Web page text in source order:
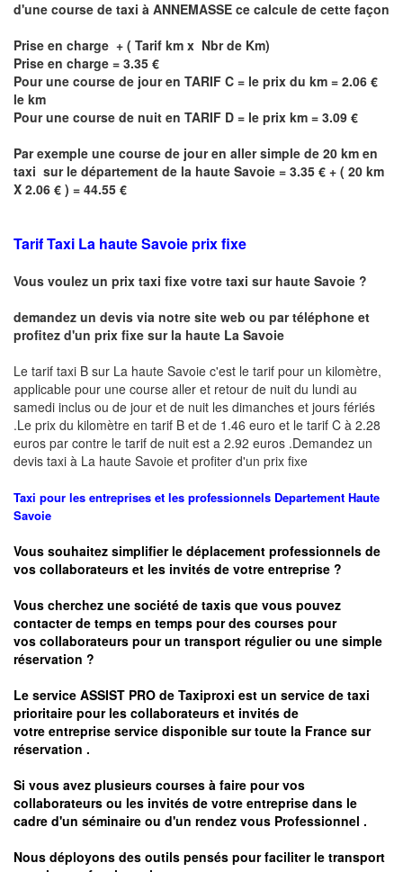
d'une course de taxi à ANNEMASSE ce calcule de cette façon
Prise en charge + ( Tarif km x Nbr de Km)
Prise en charge = 3.35 €
Pour une course de jour en TARIF C = le prix du km = 2.06 €
le km
Pour une course de nuit en TARIF D = le prix km = 3.09 €
Par exemple une course de jour en aller simple de 20 km en
taxi sur le département de la haute Savoie = 3.35 € + ( 20 km
X 2.06 € ) = 44.55 €
Tarif Taxi La haute Savoie prix fixe
Vous voulez un prix taxi fixe votre taxi sur haute Savoie ?
demandez un devis via notre site web ou par téléphone et
profitez d'un prix fixe sur la haute La Savoie
Le tarif taxi B sur La haute Savoie c'est le tarif pour un kilomètre,
applicable pour une course aller et retour de nuit du lundi au
samedi inclus ou de jour et de nuit les dimanches et jours fériés
.Le prix du kilomètre en tarif B et de 1.46 euro et le tarif C à 2.28
euros par contre le tarif de nuit est a 2.92 euros .Demandez un
devis taxi à La haute Savoie et profiter d'un prix fixe
Taxi pour les entreprises et les professionnels Departement Haute
Savoie
Vous souhaitez simplifier le déplacement professionnels de
vos collaborateurs et les invités de votre entreprise ?
Vous cherchez une société de taxis que vous pouvez
contacter de temps en temps pour des courses pour
vos collaborateurs pour un transport régulierou une simple
réservation ?
Le service ASSIST PRO de Taxiproxi est un service de taxi
prioritaire pour les collaborateurs et invités de
votre entreprise service disponible sur toute la France sur
réservation .
Si vous avez plusieurs courses à faire pour vos
collaborateurs ou les invités de votre entreprise dans le
cadre d'un séminaire ou d'un rendez vous Professionnel .
Nous déployons des outils pensés pour faciliter le transport